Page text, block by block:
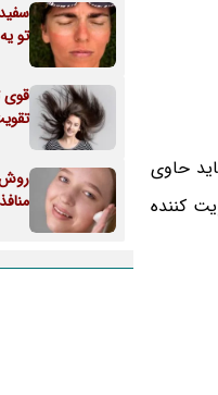
حاوی
کننده
تو
روش